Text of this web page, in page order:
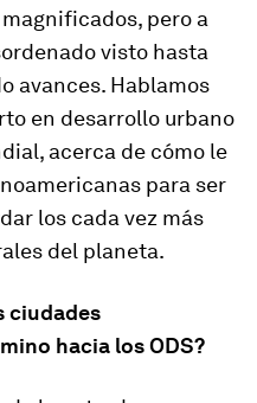
pero a
visto hasta
avances. Hablamos
en desarrollo urbano
acerca de cómo le
para ser
los cada vez más
del planeta.
ciudades
hacia los ODS?